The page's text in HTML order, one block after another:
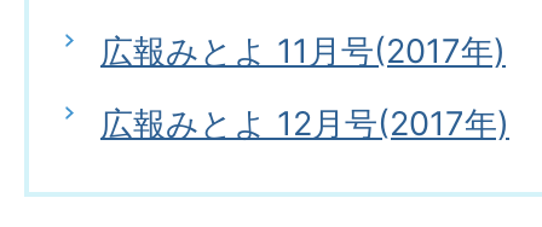
広報みとよ 11月号(2017年)
広報みとよ 12月号(2017年)